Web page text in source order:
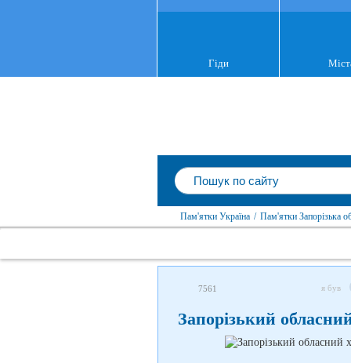
Гіди
Пам'ятки Україна / Пам'ятки Запорізька
7561 я був
Запорізький